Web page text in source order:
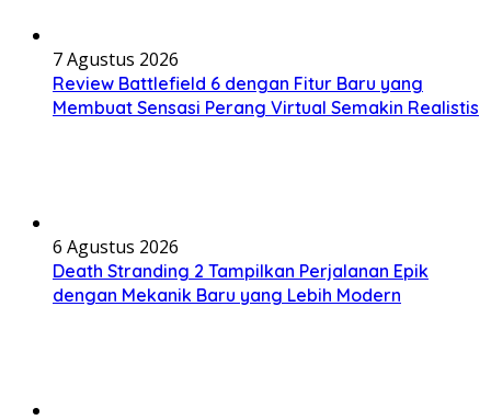
7 Agustus 2026
Review Battlefield 6 dengan Fitur Baru yang
Membuat Sensasi Perang Virtual Semakin Realistis
6 Agustus 2026
Death Stranding 2 Tampilkan Perjalanan Epik
dengan Mekanik Baru yang Lebih Modern